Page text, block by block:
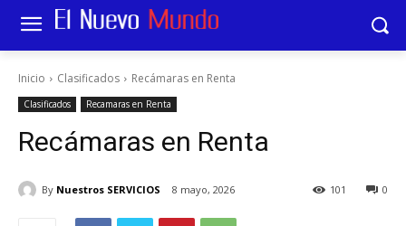
Inicio Clasificados Recámaras en Renta
Clasificados Recamaras en Renta
Recámaras en Renta
By Nuestros SERVICIOS 8 mayo, 2026 0
101